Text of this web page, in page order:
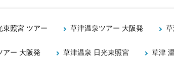
東照宮 ツアー 草津温泉ツアー 大阪発
アー 大阪発 草津温泉 日光東照宮 草津